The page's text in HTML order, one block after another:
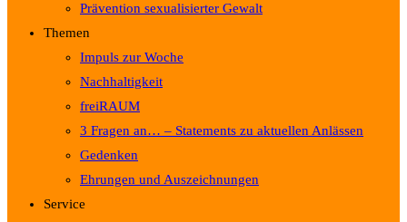
Prävention sexualisierter Gewalt
Themen
Impuls zur Woche
Nachhaltigkeit
freiRAUM
3 Fragen an… – Statements zu aktuellen Anlässen
Gedenken
Ehrungen und Auszeichnungen
Service